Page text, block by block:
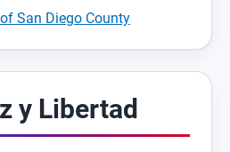
San Diego County
y Libertad